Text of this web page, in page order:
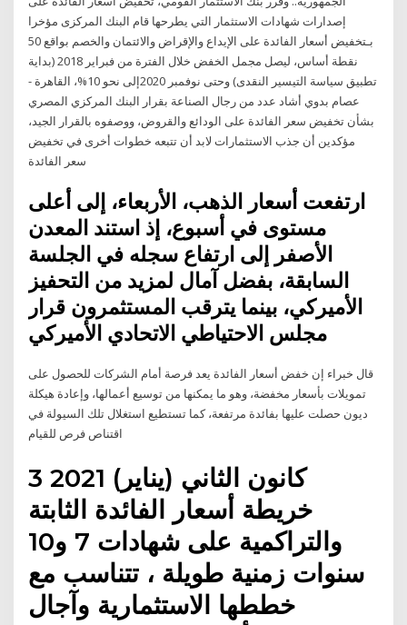
إصدارات شهادات الاستثمار التي يطرحها قام البنك المركزى مؤخرا
بـتخفيض أسعار الفائدة على الإيداع والإقراض والائتمان والخصم بواقع 50
نقطة أساس، ليصل مجمل الخفض خلال الفترة من فبراير 2018 (بداية
تطبيق سياسة التيسير النقدى) وحتى نوفمبر 2020إلى نحو 10%، القاهرة -
عصام بدوي أشاد عدد من رجال الصناعة بقرار البنك المركزي المصري
بشأن تخفيض سعر الفائدة على الودائع والقروض، ووصفوه بالقرار الجيد،
مؤكدين أن جذب الاستثمارات لابد أن تتبعه خطوات أخرى في تخفيض
سعر الفائدة
ارتفعت أسعار الذهب، الأربعاء، إلى أعلى
مستوى في أسبوع، إذ استند المعدن
الأصفر إلى ارتفاع سجله في الجلسة
السابقة، بفضل آمال لمزيد من التحفيز
الأميركي، بينما يترقب المستثمرون قرار
مجلس الاحتياطي الاتحادي الأميركي
قال خبراء إن خفض أسعار الفائدة يعد فرصة أمام الشركات للحصول على
تمويلات بأسعار مخفضة، وهو ما يمكنها من توسيع أعمالها، وإعادة هيكلة
ديون حصلت عليها بفائدة مرتفعة، كما تستطيع استغلال تلك السيولة في
اقتناص فرص للقيام
3 كانون الثاني (يناير) 2021
خريطة أسعار الفائدة الثابتة
والتراكمية على شهادات 7 و10
سنوات زمنية طويلة ، تتناسب مع
خططها الاستثمارية وآجال